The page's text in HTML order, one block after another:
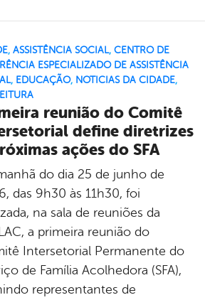
, ASSISTÊNCIA SOCIAL, CENTRO DE
ESPECIALIZADO DE ASSISTÊNCIA
, EDUCAÇÃO, NOTICIAS DA CIDADE,
reunião do Comitê
define diretrizes
ações do SFA
do dia 25 de junho de
das 9h30 às 11h30, foi
na sala de reuniões da
a primeira reunião do
Intersetorial Permanente do
de Família Acolhedora (SFA),
representantes de